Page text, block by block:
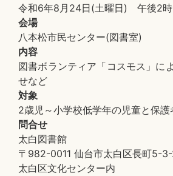
令和6年8月24日(土曜日) 午後2
会場
八本松市民センター(図書室)
内容
図書ボランティア「コスモス」に
せなど
対象
2歳児～小学校低学年の児童と保
問合せ
太白図書館
〒982-0011 仙台市太白区長町5-
太白区文化センター内